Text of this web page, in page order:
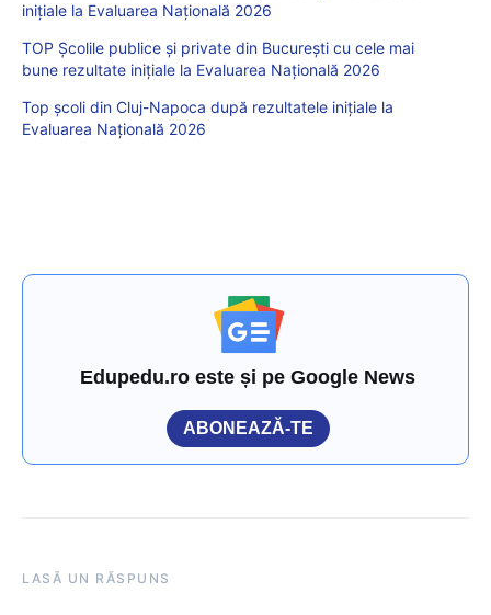
inițiale la Evaluarea Națională 2026
TOP Școlile publice și private din București cu cele mai
bune rezultate inițiale la Evaluarea Națională 2026
Top școli din Cluj-Napoca după rezultatele inițiale la
Evaluarea Națională 2026
Edupedu.ro este și pe Google News
ABONEAZĂ-TE
LASĂ UN RĂSPUNS